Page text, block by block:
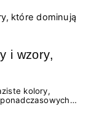
coś absolutnie
dawkę
i wzory,
kolory,
wakacjami, jak